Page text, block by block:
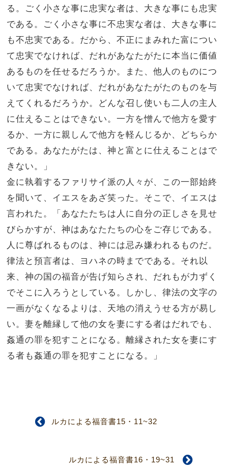
る。 ごく小さな事に忠実な者は、大きな事にも忠実
である。ごく小さな事に不忠実な者は、大きな事に
も不忠実である。 だから、不正にまみれた富につい
て忠実でなければ、だれがあなたがたに本当に価値
あるものを任せるだろうか。
また、他人のものにつ
いて忠実でなければ、だれがあなたがたのものを与
えてくれるだろうか。 どんな召し使いも二人の主人
に仕えることはできない。一方を憎んで他方を愛す
るか、一方に親しんで他方を軽んじるか、どちらか
である。あなたがたは、神と富とに仕えることはで
きない。」
金に執着するファリサイ派の人々が、この一部始終
を聞いて、イエスをあざ笑った。 そこで、イエスは
言われた。「あなたたちは人に自分の正しさを見せ
びらかすが、神はあなたたちの心をご存じである。
人に尊ばれるものは、神には忌み嫌われるものだ。
律法と預言者は、ヨハネの時までである。それ以
来、神の国の福音が告げ知らされ、だれもが力ずく
でそこに入ろうとしている。
しかし、律法の文字の
一画がなくなるよりは、天地の消えうせる方が易し
い。妻を離縁して他の女を妻にする者はだれでも、
姦通の罪を犯すことになる。離縁された女を妻にす
る者も姦通の罪を犯すことになる。」
ルカによる福音書15・11~32
ルカによる福音書16・19~31